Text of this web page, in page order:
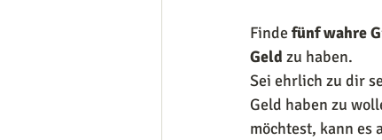
Finde fünf wahre
Geld zu haben.
Sei ehrlich zu dir
Geld haben zu
möchtest, kann es